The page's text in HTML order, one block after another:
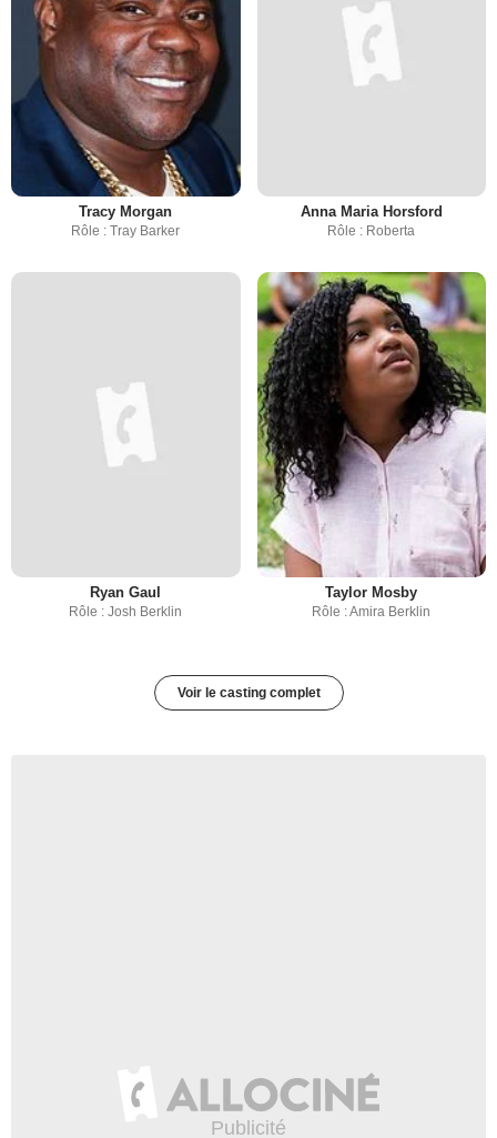
Tracy Morgan
Rôle : Tray Barker
Anna Maria Horsford
Rôle : Roberta
Ryan Gaul
Rôle : Josh Berklin
Taylor Mosby
Rôle : Amira Berklin
Voir le casting complet